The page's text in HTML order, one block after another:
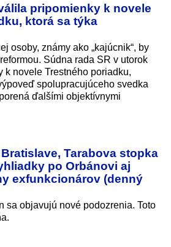
pripomienky k novele
ktorá sa týka
osoby, známy ako „kajúcnik“, by
Súdna rada SR v utorok
k novele Trestného poriadku,
spolupracujúceho svedka
ďalšími objektívnymi
Tarabova stopka
po Orbánovi aj
exfunkcionárov (denný
sa objavujú nové podozrenia. Toto